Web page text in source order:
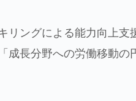
リングによる能力向上
成長分野への労働移動